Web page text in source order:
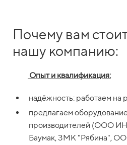
Почему вам
нашу компанию:
Опыт и квалификация:
надёжность: работаем на
предлагаем
производителей (ООО
Баумак, ЗМК "Рябина",